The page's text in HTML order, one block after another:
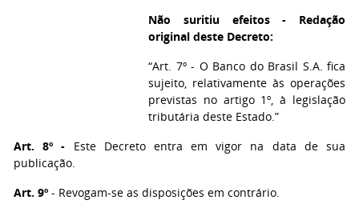
Não suritiu efeitos - Redação
original deste Decreto:
“Art. 7º - O Banco do Brasil S.A. fica
sujeito, relativamente às operações
previstas no artigo 1º, à legislação
tributária deste Estado.”
Art. 8º - Este Decreto entra em vigor na data de sua
publicação.
Art. 9º - Revogam-se as disposições em contrário.